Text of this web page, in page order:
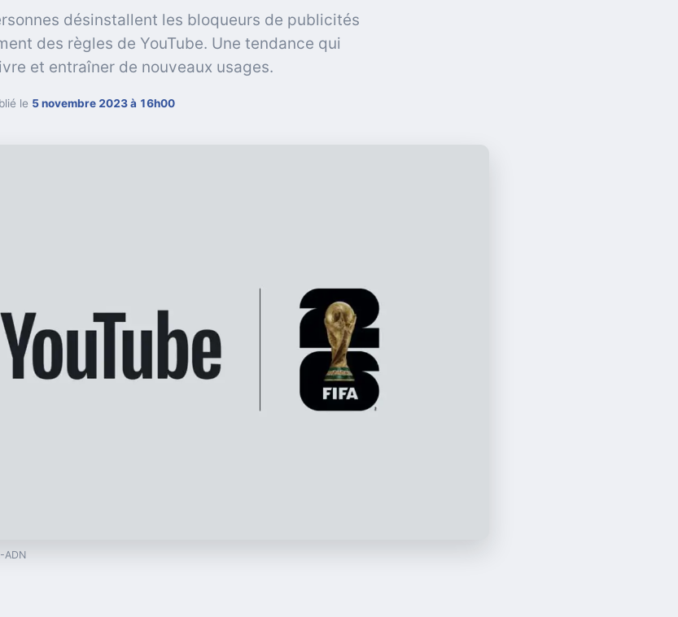
désinstallent les bloqueurs de publicités
des règles de YouTube. Une tendance qui
et entraîner de nouveaux usages.
le 5 novembre 2023 à 16h00
ADN